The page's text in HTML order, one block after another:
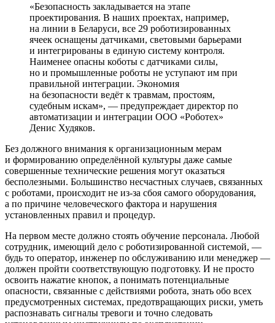
«Безопасность закладывается на этапе
проектирования. В наших проектах, например,
на линии в Беларуси, все 29 роботизированных
ячеек оснащены датчиками, световыми барьерами
и интегрированы в единую систему контроля.
Наименее опасны коботы с датчиками силы,
но и промышленные роботы не уступают им при
правильной интеграции. Экономия
на безопасности ведёт к травмам, простоям,
судебным искам», — предупреждает директор по
автоматизации и интеграции ООО «Роботех»
Денис Худяков.
Без должного внимания к организационным мерам
и формированию определённой культуры даже самые
совершенные технические решения могут оказаться
бесполезными. Большинство несчастных случаев, связанных
с роботами, происходит не из-за сбоя самого оборудования,
а по причине человеческого фактора и нарушения
установленных правил и процедур.
На первом месте должно стоять обучение персонала. Любой
сотрудник, имеющий дело с роботизированной системой, —
будь то оператор, инженер по обслуживанию или менеджер —
должен пройти соответствующую подготовку. И не просто
освоить нажатие кнопок, а понимать потенциальные
опасности, связанные с действиями робота, знать обо всех
предусмотренных системах, предотвращающих риски, уметь
распознавать сигналы тревоги и точно следовать